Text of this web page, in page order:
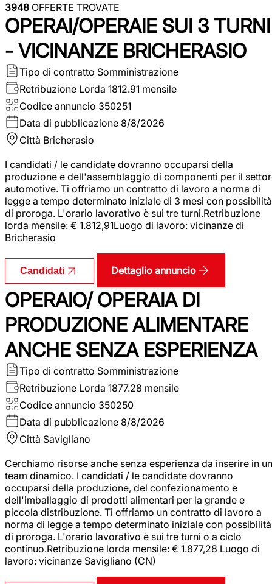
3948 OFFERTE TROVATE
OPERAI/OPERAIE SUI 3 TURNI
- VICINANZE BRICHERASIO
Tipo di contratto Somministrazione
Retribuzione Lorda 1812.91 mensile
Codice annuncio 350251
Data di pubblicazione 8/8/2026
Città Bricherasio
I candidati / le candidate dovranno occuparsi della
produzione e dell'assemblaggio di componenti per il
automotive. Ti offriamo un contratto di lavoro a norma di
legge a tempo determinato iniziale di 3 mesi con possibilità
di proroga. L'orario lavorativo è sui tre turni.Retribuzione
lorda mensile: € 1.812,91Luogo di lavoro: vicinanze di
Bricherasio
Candidati Dettaglio annuncio
OPERAIO/ OPERAIA DI
PRODUZIONE ALIMENTARE
ANCHE SENZA ESPERIENZA
Tipo di contratto Somministrazione
Retribuzione Lorda 1877.28 mensile
Codice annuncio 350250
Data di pubblicazione 8/8/2026
Città Savigliano
Cerchiamo risorse anche senza esperienza da inserire in un
team dinamico. I candidati / le candidate dovranno
occuparsi della produzione, del confezionamento e
dell'imballaggio di prodotti alimentari per la grande e
piccola distribuzione. Ti offriamo un contratto di lavoro a
norma di legge a tempo determinato iniziale con possibilità
di proroga. L'orario lavorativo è sui tre turni o a ciclo
continuo.Retribuzione lorda mensile: € 1.877,28 Luogo di
lavoro: vicinanze Savigliano (CN)